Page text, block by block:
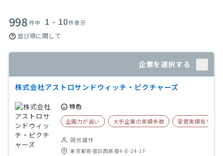
998件中 1 - 10件表示
並び順に関して
企業を選択する
株式会社アストロサンドウィッチ・ピクチャーズ
特色
企画力が高い 大手企業の実績多数 受賞実績有り
岡元雄作
東京都新宿区西新宿4-8-24-1F